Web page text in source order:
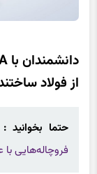
از فولاد
حتما بخوانید
فروچاله‌هایی